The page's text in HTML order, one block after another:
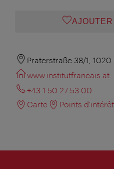
AJOUTER
Praterstraße 38/1, 1020
www.institutfrancais.at
+43 1 50 27 53 00
Carte
Points